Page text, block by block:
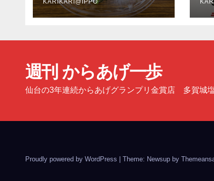
週刊 からあげ一歩
仙台の3年連続からあげグランプリ金賞店 多賀城
Proudly powered by WordPress | Theme: Newsup by